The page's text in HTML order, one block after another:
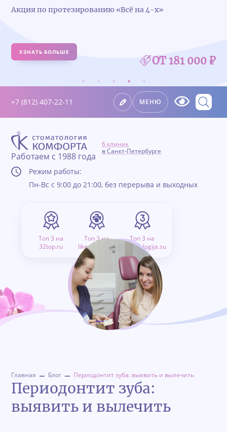
Акция по протезированию «Всё на 4-х»
УЗНАТЬ БОЛЬШЕ
ОТ 181 000 ₽
+7 (812) 407-22-11 МЕНЮ
Работаем с 1988 года
6 клиник
в Санкт-Петербурге
Режим работы:
Пн-Вс с 9:00 до 21:00, без перерыва и выходных
Топ 3 на
32top.ru
Топ 3 на
like.doctor.ru
Топ 3 на
stomatologija.su
Главная Блог Периодонтит зуба: выявить и вылечить
Периодонтит зуба:
выявить и вылечить